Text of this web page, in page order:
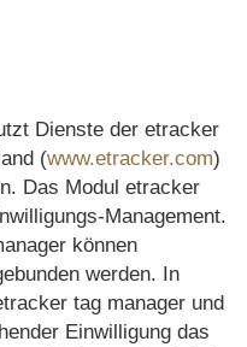
Dienste der etracker
(www.etracker.com)
Das Modul etracker
Management.
können
werden. In
tag manager und
Einwilligung das